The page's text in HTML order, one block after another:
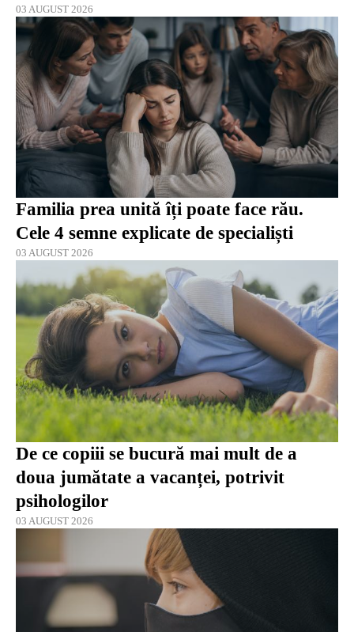
03 AUGUST 2026
Familia prea unită îți poate face rău.
Cele 4 semne explicate de specialiști
03 AUGUST 2026
De ce copiii se bucură mai mult de a
doua jumătate a vacanței, potrivit
psihologilor
03 AUGUST 2026